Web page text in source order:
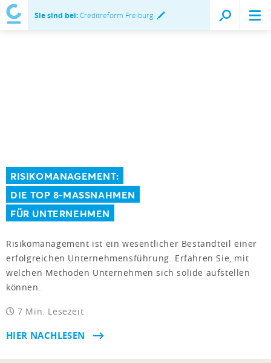
Sie sind bei:Creditreform Freiburg
RISIKOMANAGEMENT:
DIE TOP 8-MASSNAHMEN
FÜR UNTERNEHMEN
Risikomanagement ist ein wesentlicher Bestandteil einer
erfolgreichen Unternehmensführung. Erfahren Sie, mit
welchen Methoden Unternehmen sich solide aufstellen
können.
7 Min. Lesezeit
HIER NACHLESEN